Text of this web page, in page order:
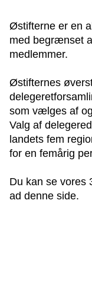
Østifterne er en
med begrænset
medlemmer.
Østifternes
som vælges af
Valg af
landets fem
for en femårig
Du kan se vores
ad denne side.